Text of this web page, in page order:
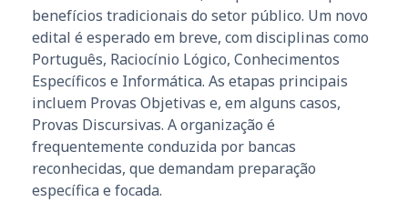
benefícios tradicionais do setor público. Um novo
edital é esperado em breve, com disciplinas como
Português, Raciocínio Lógico, Conhecimentos
Específicos e Informática. As etapas principais
incluem Provas Objetivas e, em alguns casos,
Provas Discursivas. A organização é
frequentemente conduzida por bancas
reconhecidas, que demandam preparação
específica e focada.